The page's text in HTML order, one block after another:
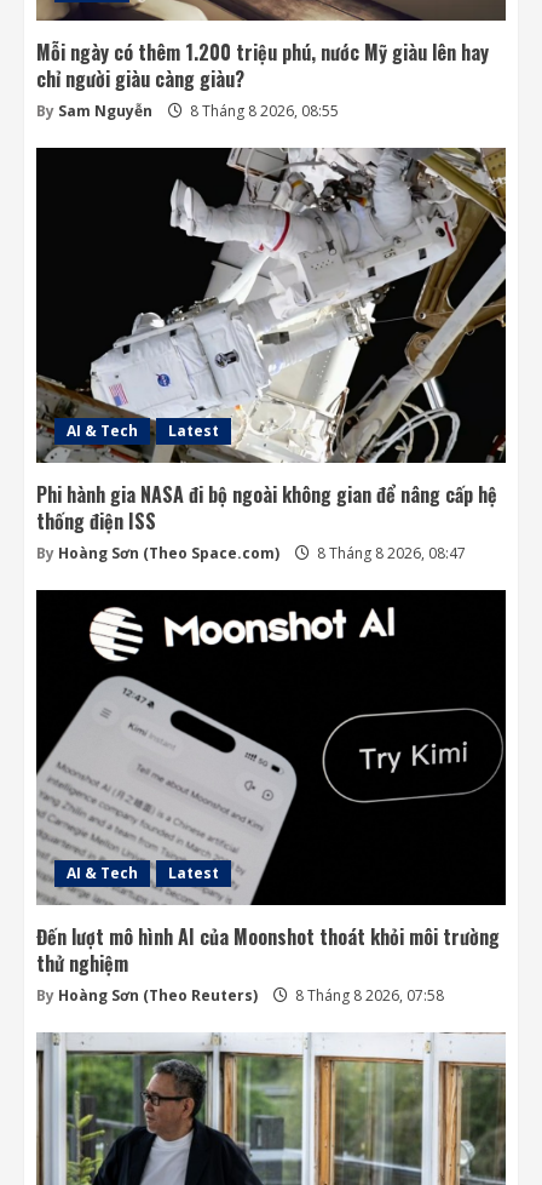
Mỗi ngày có thêm 1.200 triệu phú, nước Mỹ giàu lên hay
chỉ người giàu càng giàu?
By Sam Nguyễn 8 Tháng 8 2026, 08:55
AI & Tech Latest
Phi hành gia NASA đi bộ ngoài không gian để nâng cấp hệ
thống điện ISS
By Hoàng Sơn (Theo Space.com) 8 Tháng 8 2026, 08:47
AI & Tech Latest
Đến lượt mô hình AI của Moonshot thoát khỏi môi trường
thử nghiệm
By Hoàng Sơn (Theo Reuters) 8 Tháng 8 2026, 07:58